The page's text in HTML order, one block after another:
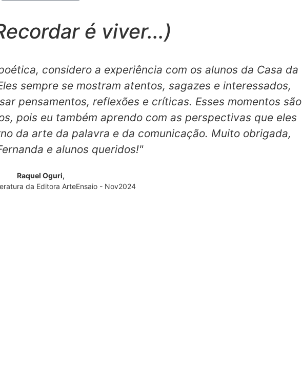
é viver...)
considero a experiência com os alunos da Casa da
sempre se mostram atentos, sagazes e interessados,
pensamentos, reflexões e críticas. Esses momentos são
pois eu também aprendo com as perspectivas que eles
da arte da palavra e da comunicação. Muito obrigada,
e alunos queridos!"
Raquel Oguri,
da Editora ArteEnsaio - Nov2024